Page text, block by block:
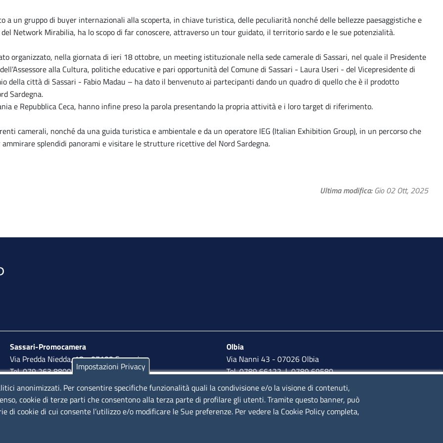
a un gruppo di buyer internazionali alla scoperta, in chiave turistica, delle peculiarità nonché delle bellezze paesaggistiche e
Network Mirabilia, ha lo scopo di far conoscere, attraverso un tour guidato, il territorio sardo e le sue potenzialità.
organizzato, nella giornata di ieri 18 ottobre, un meeting istituzionale nella sede camerale di Sassari, nel quale il Presidente
alla Cultura, politiche educative e pari opportunità del Comune di Sassari - Laura Useri - del Vicepresidente di
della città di Sassari - Fabio Madau – ha dato il benvenuto ai partecipanti dando un quadro di quello che è il prodotto
Sardegna.
e Repubblica Ceca, hanno infine preso la parola presentando la propria attività e i loro target di riferimento.
camerali, nonché da una guida turistica e ambientale e da un operatore IEG (Italian Exhibition Group), in un percorso che
splendidi panorami e visitare le strutture ricettive del Nord Sardegna.
Ultima modifica Gio 02 Ott, 2025
Sassari-Promocamera
Via Predda Niedda, 18 - 07100 Sassari
Tel. 079 263 8800 | Fax 079 2638810
lunedì al venerdì: 10,00 - 13,00; mercoledì pomeriggio:
15,30 - 17,00
Olbia
Via Nanni 43 - 07026 Olbia
Tel. 0789 66122 | 0789 69580
mail:ufficio.olbia@ss.camcom.it
lunedì al venerdì: 9,00 - 12,00; lunedì pomeriggio: 16,00 -
17,00
Impostazioni Privacy
anonimizzati. Per consentire specifiche funzionalità quali la condivisione e/o la visione di contenuti,
cookie di terze parti che consentono alla terza parte di profilare gli utenti. Tramite questo banner, può
di cookie di cui consente l’utilizzo e/o modificare le Sue preferenze. Per vedere la Cookie Policy completa,